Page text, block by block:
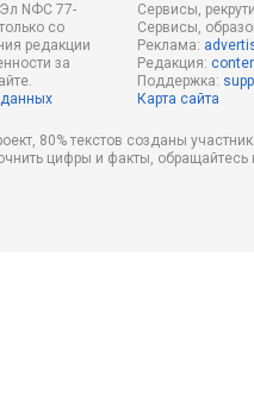
NФС 77-
со
редакции
за
данных
Сервисы,
Сервисы,
Реклама:
Редакция:
Поддержка:
Карта сайта
80% текстов созданы
цифры и факты,